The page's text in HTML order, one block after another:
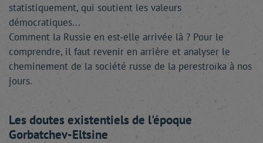
statistiquement, qui soutient les valeurs
démocratiques...
Comment la Russie en est-elle arrivée là ? Pour le
comprendre, il faut revenir en arrière et analyser le
cheminement de la société russe de la perestroïka à nos
jours.
Les doutes existentiels de l'époque
Gorbatchev-Eltsine